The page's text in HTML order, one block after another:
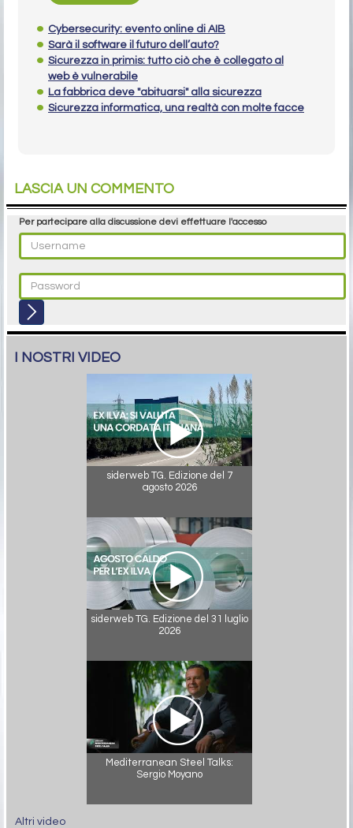
Cybersecurity: evento online di AIB
Sarà il software il futuro dell’auto?
Sicurezza in primis: tutto ciò che è collegato al
web è vulnerabile
La fabbrica deve "abituarsi" alla sicurezza
Sicurezza informatica, una realtà con molte facce
LASCIA UN COMMENTO
Per partecipare alla discussione devi effettuare l'accesso
I NOSTRI VIDEO
siderweb TG. Edizione del 7
agosto 2026
siderweb TG. Edizione del 31 luglio
2026
Mediterranean Steel Talks:
Sergio Moyano
Altri video